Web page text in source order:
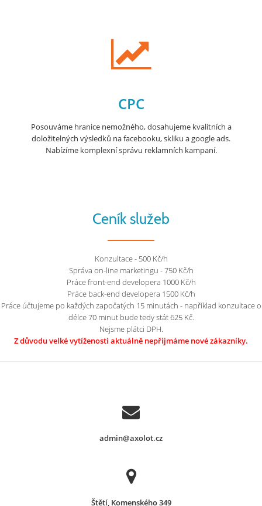
CPC
Posouváme hranice nemožného, dosahujeme kvalitních a
doložitelných výsledků na facebooku, skliku a google ads.
Nabízíme komplexní správu reklamních kampaní.
Ceník služeb
Konzultace - 500 Kč/h
Správa on-line marketingu - 750 Kč/h
Práce front-end developera 1000 Kč/h
Práce back-end developera 1500 Kč/h
Práce účtujeme po každých započatých 15 minutách - například konzultace o
délce 70 minut bude tedy stát 625 Kč.
Nejsme plátci DPH.
Z důvodu velké vytíženosti aktuálně nepřijmáme nové zákazníky.
admin@axolot.cz
Štětí, Komenského 349